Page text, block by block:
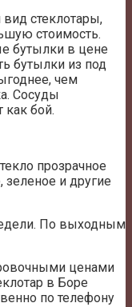
стеклотары,
стоимость.
бутылки в цене
бутылки из под
чем
Сосуды
бой.
прозрачное
и другие
По выходным
ценами
в Боре
по телефону